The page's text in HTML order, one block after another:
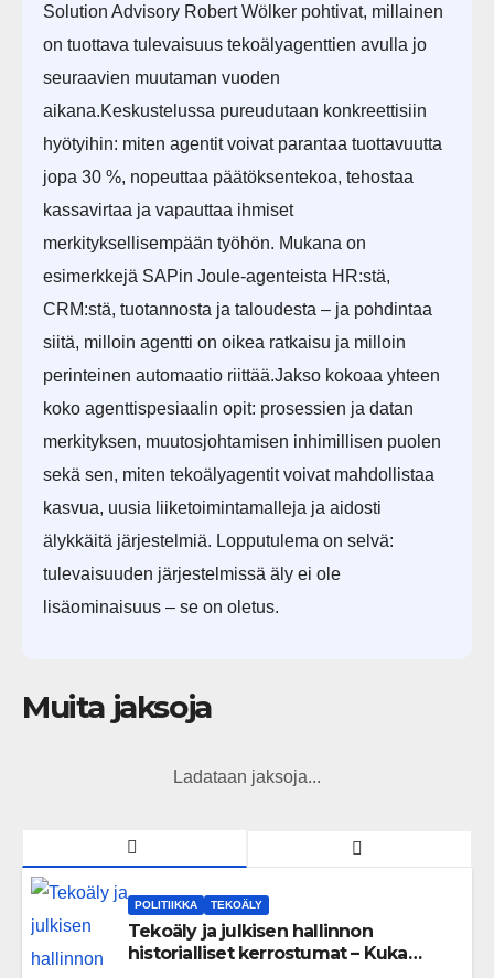
Solution Advisory Robert Wölker pohtivat, millainen
on tuottava tulevaisuus tekoälyagenttien avulla jo
seuraavien muutaman vuoden
aikana.Keskustelussa pureudutaan konkreettisiin
hyötyihin: miten agentit voivat parantaa tuottavuutta
jopa 30 %, nopeuttaa päätöksentekoa, tehostaa
kassavirtaa ja vapauttaa ihmiset
merkityksellisempään työhön. Mukana on
esimerkkejä SAPin Joule-agenteista HR:stä,
CRM:stä, tuotannosta ja taloudesta – ja pohdintaa
siitä, milloin agentti on oikea ratkaisu ja milloin
perinteinen automaatio riittää.Jakso kokoaa yhteen
koko agenttispesiaalin opit: prosessien ja datan
merkityksen, muutosjohtamisen inhimillisen puolen
sekä sen, miten tekoälyagentit voivat mahdollistaa
kasvua, uusia liiketoimintamalleja ja aidosti
älykkäitä järjestelmiä. Lopputulema on selvä:
tulevaisuuden järjestelmissä äly ei ole
lisäominaisuus – se on oletus.
Muita jaksoja
Ladataan jaksoja...
POLITIIKKA TEKOÄLY
Tekoäly ja julkisen hallinnon
historialliset kerrostumat – Kuka